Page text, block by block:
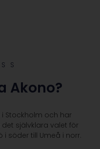
Akono?
i Stockholm och har
självklara valet för
söder till Umeå i norr.